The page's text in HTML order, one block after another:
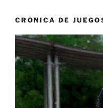
CRONICA DE
Reproductor
vídeo